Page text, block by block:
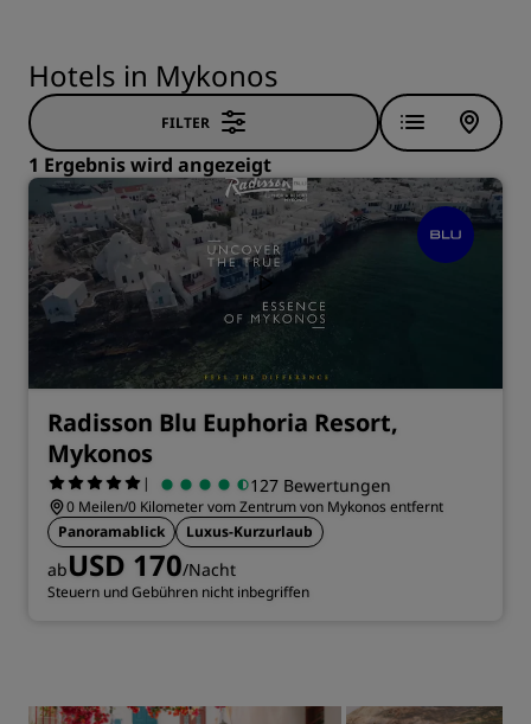
Hotels in Mykonos
FILTER
1 Ergebnis wird angezeigt
Radisson Blu Euphoria Resort,
Mykonos
| 127 Bewertungen
0 Meilen/0 Kilometer vom Zentrum von Mykonos entfernt
Panoramablick
Luxus-Kurzurlaub
abUSD 170/Nacht
Steuern und Gebühren nicht inbegriffen